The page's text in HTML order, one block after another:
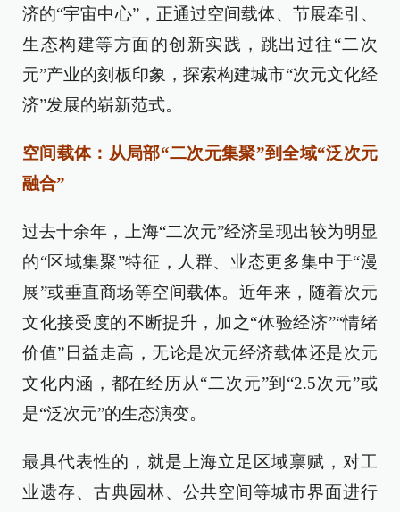
济的“宇宙中心”，正通过空间载体、节展牵引、
生态构建等方面的创新实践，跳出过往“二次
元”产业的刻板印象，探索构建城市“次元文化经
济”发展的崭新范式。
空间载体：从局部“二次元集聚”到全域“泛次元
融合”
过去十余年，上海“二次元”经济呈现出较为明显
的“区域集聚”特征，人群、业态更多集中于“漫
展”或垂直商场等空间载体。近年来，随着次元
文化接受度的不断提升，加之“体验经济”“情绪
价值”日益走高，无论是次元经济载体还是次元
文化内涵，都在经历从“二次元”到“2.5次元”或
是“泛次元”的生态演变。
最具代表性的，就是上海立足区域禀赋，对工
业遗存、古典园林、公共空间等城市界面进行